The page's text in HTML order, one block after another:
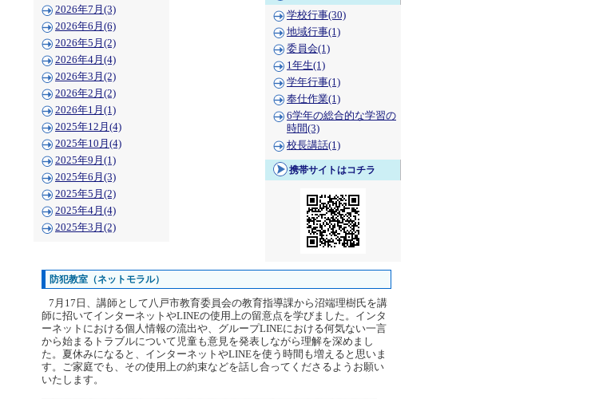
2026年7月(3)
2026年6月(6)
2026年5月(2)
2026年4月(4)
2026年3月(2)
2026年2月(2)
2026年1月(1)
2025年12月(4)
2025年10月(4)
2025年9月(1)
2025年6月(3)
2025年5月(2)
2025年4月(4)
2025年3月(2)
学校行事(30)
地域行事(1)
委員会(1)
1年生(1)
学年行事(1)
奉仕作業(1)
6学年の総合的な学習の
時間(3)
校長講話(1)
携帯サイトはコチラ
防犯教室（ネットモラル）
7月17日、講師として八戸市教育委員会の教育指導課から沼端理樹氏を講
師に招いてインターネットやLINEの使用上の留意点を学びました。インタ
ーネットにおける個人情報の流出や、グループLINEにおける何気ない一言
から始まるトラブルについて児童も意見を発表しながら理解を深めまし
た。夏休みになると、インターネットやLINEを使う時間も増えると思いま
す。ご家庭でも、その使用上の約束などを話し合ってくださるようお願い
いたします。